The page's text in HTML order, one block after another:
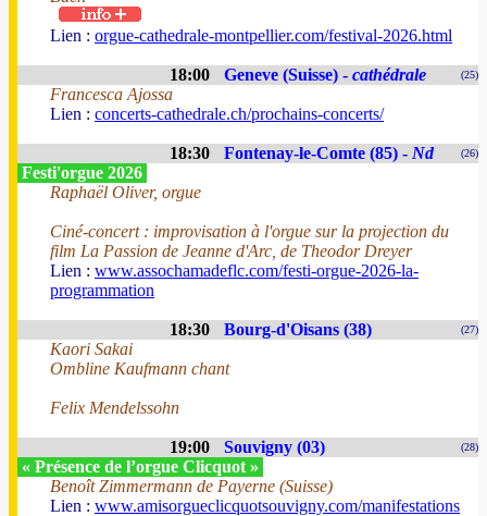
Lien : orgue-cathedrale-montpellier.com/festival-2026.html
18:00 Geneve (Suisse) - cathédrale (25)
Francesca Ajossa
Lien : concerts-cathedrale.ch/prochains-concerts/
18:30 Fontenay-le-Comte (85) - Nd (26)
Festi'orgue 2026
Raphaël Oliver, orgue
Ciné-concert : improvisation à l'orgue sur la projection du
film La Passion de Jeanne d'Arc, de Theodor Dreyer
Lien : www.assochamadeflc.com/festi-orgue-2026-la-
programmation
18:30 Bourg-d'Oisans (38) (27)
Kaori Sakai
Ombline Kaufmann chant
Felix Mendelssohn
19:00 Souvigny (03) (28)
« Présence de l’orgue Clicquot »
Benoît Zimmermann de Payerne (Suisse)
Lien : www.amisorgueclicquotsouvigny.com/manifestations